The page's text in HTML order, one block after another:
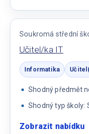
Soukromá střední
Učitel/ka IT
Informatika
Shodný předmět
Shodný typ školy:
Zobrazit nabídku: